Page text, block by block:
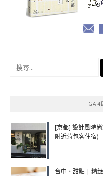
GA4
[京都] 設計風時
附近背包客住宿)
台中、甜點 | 精